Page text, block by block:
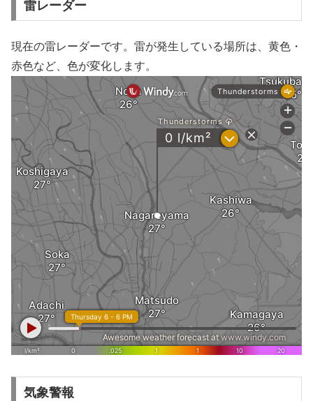
雷レーダー
現在の雷レーダーです。雷が発生している場所は、黄色・
赤色など、色が変化します。
気象警報